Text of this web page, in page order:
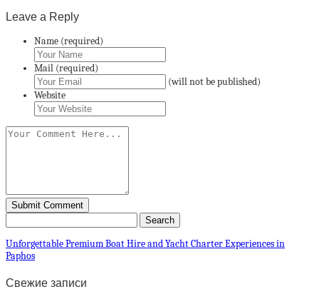
Leave a Reply
Name (required)
Mail (required)
(will not be published)
Website
Unforgettable Premium Boat Hire and Yacht Charter Experiences in
Paphos
Свежие записи